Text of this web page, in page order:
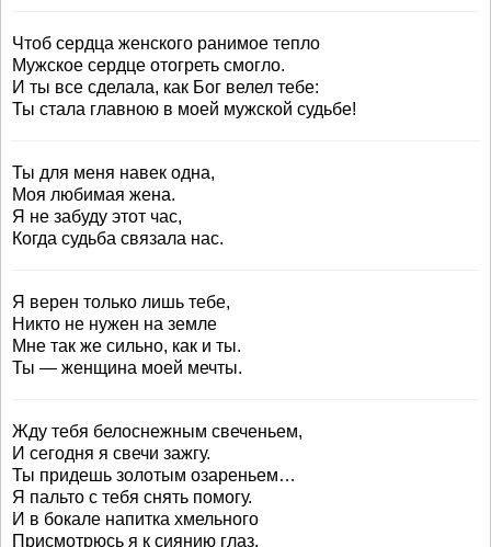
Чтоб сердца женского ранимое тепло
Мужское сердце отогреть смогло.
И ты все сделала, как Бог велел тебе:
Ты стала главною в моей мужской судьбе!
Ты для меня навек одна,
Моя любимая жена.
Я не забуду этот час,
Когда судьба связала нас.
Я верен только лишь тебе,
Никто не нужен на земле
Мне так же сильно, как и ты.
Ты — женщина моей мечты.
Жду тебя белоснежным свеченьем,
И сегодня я свечи зажгу.
Ты придешь золотым озареньем…
Я пальто с тебя снять помогу.
И в бокале напитка хмельного
Присмотрюсь я к сиянию глаз.